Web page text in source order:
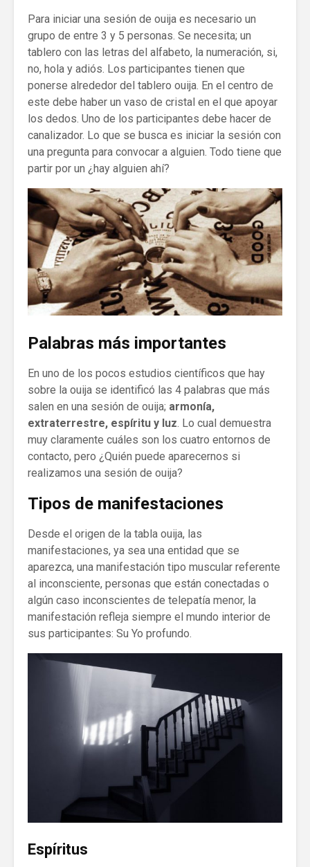
Para iniciar una sesión de ouija es necesario un
grupo de entre 3 y 5 personas. Se necesita; un
tablero con las letras del alfabeto, la numeración, si,
no, hola y adiós. Los participantes tienen que
ponerse alrededor del tablero ouija. En el centro de
este debe haber un vaso de cristal en el que apoyar
los dedos. Uno de los participantes debe hacer de
canalizador. Lo que se busca es iniciar la sesión con
una pregunta para convocar a alguien. Todo tiene que
partir por un ¿hay alguien ahí?
Palabras más importantes
En uno de los pocos estudios científicos que hay
sobre la ouija se identificó las 4 palabras que más
salen en una sesión de ouija; armonía,
extraterrestre, espíritu y luz. Lo cual demuestra
muy claramente cuáles son los cuatro entornos de
contacto, pero ¿Quién puede aparecernos si
realizamos una sesión de ouija?
Tipos de manifestaciones
Desde el origen de la tabla ouija, las
manifestaciones, ya sea una entidad que se
aparezca, una manifestación tipo muscular referente
al inconsciente, personas que están conectadas o
algún caso inconscientes de telepatía menor, la
manifestación refleja siempre el mundo interior de
sus participantes: Su Yo profundo.
Espíritus